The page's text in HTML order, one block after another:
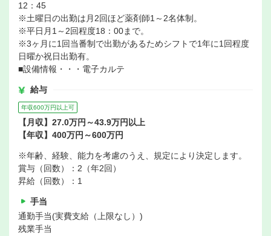
12：45
※土曜日の出勤は月2回ほど薬剤師1～2名体制。
※平日月1～2回程度18：00まで。
※3ヶ月に1回当番制で出勤があるためシフトで1年に1回程度
日曜か祝日出勤有。
■設備情報・・・電子カルテ
給与
年収600万円以上可
【月収】27.0万円～43.9万円以上
【年収】400万円～600万円
※年齢、経験、能力を考慮のうえ、規定により決定します。
賞与（回数）：2（年2回）
昇給（回数）：1
手当
通勤手当(実費支給（上限なし）)
残業手当